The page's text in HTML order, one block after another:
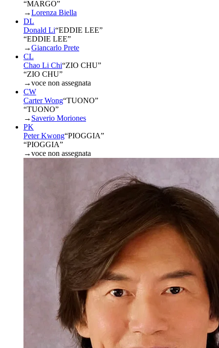
“MARGO”
→Lorenza Biella
DL
Donald Li“EDDIE LEE”
“EDDIE LEE”
→Giancarlo Prete
CL
Chao Li Chi“ZIO CHU”
“ZIO CHU”
→voce non assegnata
CW
Carter Wong“TUONO”
“TUONO”
→ Saverio Moriones
PK
Peter Kwong“PIOGGIA”
“PIOGGIA”
→voce non assegnata